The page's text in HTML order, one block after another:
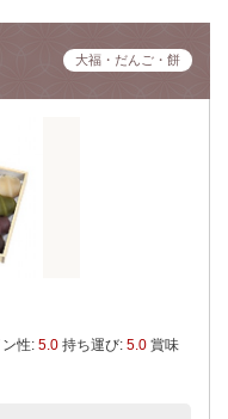
大福・だんご・餅
性: 5.0 持ち運び: 5.0 賞味